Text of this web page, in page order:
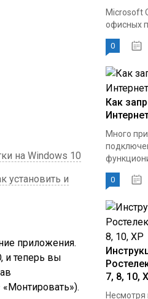
на Windows 10
установить и
приложения.
и теперь вы
Microsoft
офисных
0
Как
Много
0
7, 8, 10,
Несмотря